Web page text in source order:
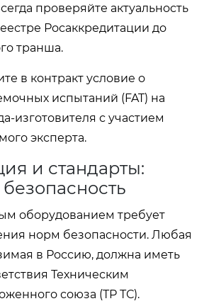
проверяйте актуальность
Росаккредитации до
транша.
в контракт условие о
испытаний (FAT) на
изготовителя с участием
эксперта.
и стандарты:
оборудованием требует
норм безопасности. Любая
в Россию, должна иметь
Техническим
союза (ТР ТС).